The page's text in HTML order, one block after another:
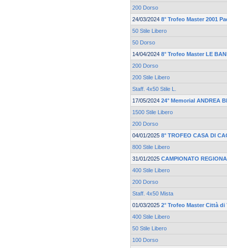
200 Dorso
24/03/2024 8° Trofeo Master 2001
50 Stile Libero
50 Dorso
14/04/2024 8° Trofeo Master LE
200 Dorso
200 Stile Libero
Staff. 4x50 Stile L.
17/05/2024 24° Memorial ANDREA
1500 Stile Libero
200 Dorso
04/01/2025 8° TROFEO CASA DI
800 Stile Libero
31/01/2025 CAMPIONATO
400 Stile Libero
200 Dorso
Staff. 4x50 Mista
01/03/2025 2° Trofeo Master Città
400 Stile Libero
50 Stile Libero
100 Dorso